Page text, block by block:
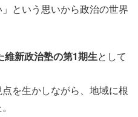
という思いから政治の世界
維新政治塾の第1期生として
を生かしながら、地域に根